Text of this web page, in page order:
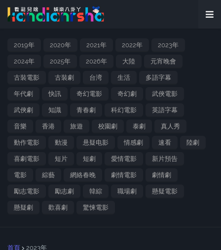
2019年 2020年 2021年 2022年 2023年
2024年 2025年 2026年 大陸 元宵晚會
古裝電影 古裝劇 台湾 生活 多語字幕
年代劇 快訊 奇幻電影 奇幻劇 武俠電影
武俠劇 知識 青春劇 科幻電影 英語字幕
音樂 香港 旅遊 校園劇 泰劇 真人秀
動作電影 動漫 悬疑电影 情感劇 速看 陸劇
喜劇電影 短片 短劇 愛情電影 新片預告
電影 綜藝 網絡春晚 劇情電影 劇情劇
勵志電影 勵志劇 韓綜 職場劇 懸疑電影
懸疑劇 歡喜劇 驚悚電影
首頁 2023年